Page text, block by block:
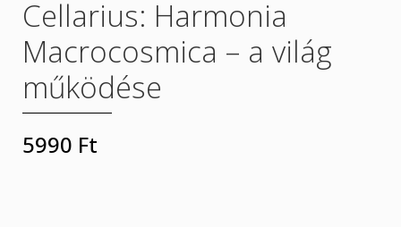
Cellarius: Harmonia
Macrocosmica – a világ
működése
5990 Ft